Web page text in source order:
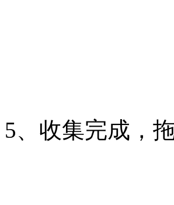
5、收集完成，